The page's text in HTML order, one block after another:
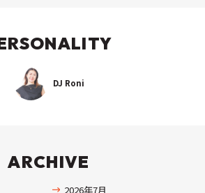
DJ Roni
ARCHIVE
2026年7月